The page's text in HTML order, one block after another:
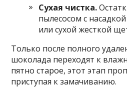
Сухая чистка.
пылесосом с
или сухой жесткой
Только после полного
шоколада переходят к
пятно старое, этот этап
приступая к замачиванию.